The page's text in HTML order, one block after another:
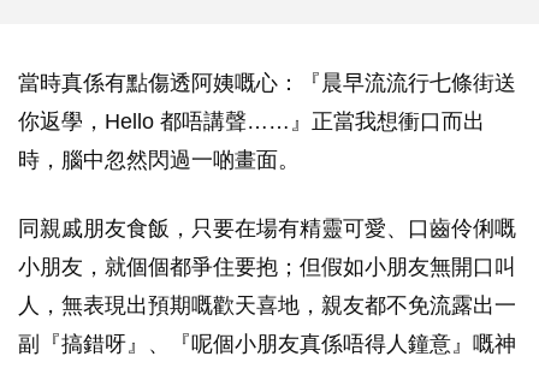
當時真係有點傷透阿姨嘅心：『晨早流流行七條街送
你返學，Hello 都唔講聲……』正當我想衝口而出
時，腦中忽然閃過一啲畫面。
同親戚朋友食飯，只要在場有精靈可愛、口齒伶俐嘅
小朋友，就個個都爭住要抱；但假如小朋友無開口叫
人，無表現出預期嘅歡天喜地，親友都不免流露出一
副『搞錯呀』、『呢個小朋友真係唔得人鐘意』嘅神